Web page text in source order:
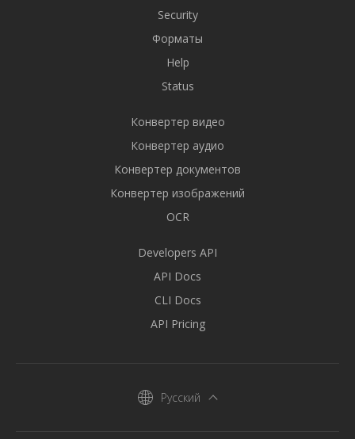
Security
Форматы
Help
Status
Конвертер видео
Конвертер аудио
Конвертер документов
Конвертер изображений
OCR
Developers API
API Docs
CLI Docs
API Pricing
Русский